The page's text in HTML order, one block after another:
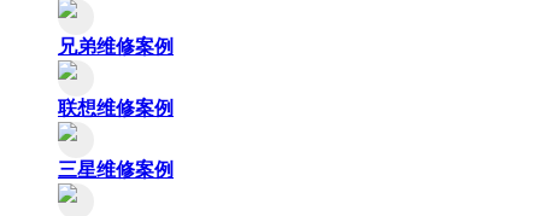
兄弟维修案例
联想维修案例
三星维修案例